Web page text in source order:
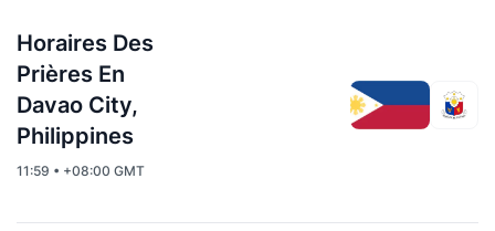
Horaires Des
Prières En
Davao City,
Philippines
11:59 • +08:00 GMT